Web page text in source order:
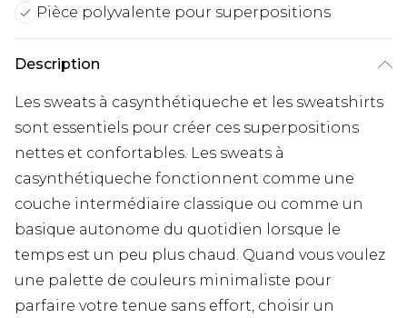
Pièce polyvalente pour superpositions
Description
Les sweats à casynthétiqueche et les sweatshirts
sont essentiels pour créer ces superpositions
nettes et confortables. Les sweats à
casynthétiqueche fonctionnent comme une
couche intermédiaire classique ou comme un
basique autonome du quotidien lorsque le
temps est un peu plus chaud. Quand vous voulez
une palette de couleurs minimaliste pour
parfaire votre tenue sans effort, choisir un